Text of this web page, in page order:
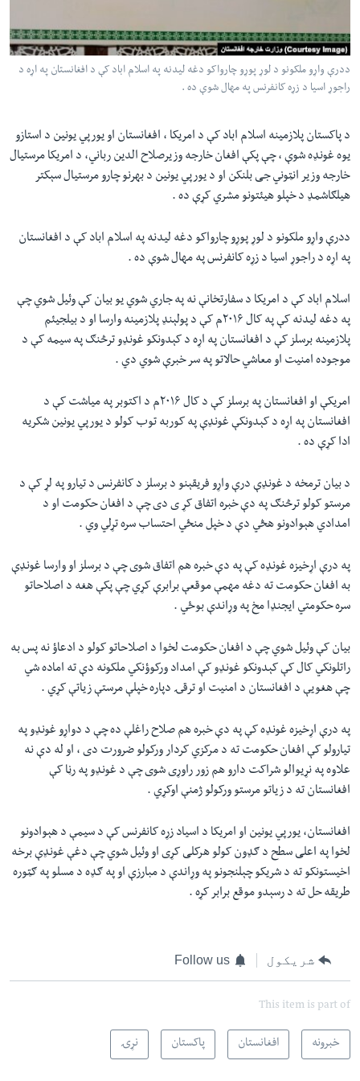
مخکې
مرکزي
لټون
واوړئ
Learning English
ژبې
ددرې واړو ملکونو د لوړ پوړو چارواکو دغه ليدنه په اسلام اباد کې د افغانستان په اړه د
راجوړ اسيا د زړه کانفرنس په مهال شوې ده .
د پاکستان پلازمينه اسلام اباد کې د امريکا ، افغانستان او يورپي يونين د استازو
يوه غونډه شوې ، چې پکې افغان خارجه وزيرصلاح الدين رباني، د امريکا مرستيال
خارجه وزير انټوني جی بلنکن او د يورپي يونين د بهرنو چارو مرستيال سېکتر
هيلګاشمډ د خپلو هيئتونو مشري کړې ده .
ددرې واړو ملکونو د لوړ پوړو چارواکو دغه ليدنه په اسلام اباد کې د افغانستان
په اړه د راجوړ اسيا د زړه کانفرنس په مهال شوې ده .
اسلام اباد کې د امريکا د سفارتخانې نه په جاري شوي يو بيان کې وئيل شوي چې
په دغه ليدنه کې په کال ۲۰۱۶م کې د پولېنډ پلازمينه وارسا او د بيلجيئم
پلازمينه برسلز کې د افغانستان په اړه د کېدونکو غونډو ترڅنګ په سيمه کې د
موجوده امنيت او معاشي حالاتو په سر خبرې شوي دي .
امريکې او افغانستان په برسلز کې د کال ۲۰۱۶م د اکتوبر په مياشت کې د
افغانستان په اړه د کېدونکې غونډې په کوربه توب کولو د يورپي يونين شکريه
ادا کړې ده .
د بيان ترمخه د غونډې درې واړو فريقېنو د برسلز د کانفرنس د تيارو په لړ کې د
مرستو کولو ترڅنګ په دې خبره اتفاق کړ ی دی چې د افغان حکومت او د
امدادي هېوادونو هڅي دې د خپل منځي احتساب سره تړلي وي .
په درې اړخيزه غونډه کې په دې خبره هم اتفاق شوی چې د برسلز او وارسا غونډې
به افغان حکومت ته دغه مهمې موقعې برابرې کړي چې پکې هغه د اصلاحاتو
سره حکومتي ايجنډا مخ په وړاندې بوځي .
بيان کې وئيل شوي چې د افغان حکومت لخوا د اصلاحاتو کولو د ادعاؤ نه پس به
راتلونکي کال کې کېدونکو غونډو کې امداد ورکوؤنکي ملکونه دې ته اماده شي
چې هغويې د افغانستان د امنيت او ترقۍ دپاره خپلې مرستې زياتې کړي .
په درې اړخيزه غونډه کې په دې خبره هم صلاح راغلې ده چې د دواړو غونډو په
تيارولو کې افغان حکومت ته د مرکزي کردار ورکولو ضرورت دی ، او له دې نه
علاوه په نړيوالو شراکت دارو هم زور راوړی شوی چې د غونډو په رڼا کې
افغانستان ته د زياتو مرستو ورکولو ژمنې اوکړي .
افغانستان، يورپي يونين او امريکا د اسياد زړه کانفرنس کې د سيمې د هېوادونو
لخوا په اعلی سطح د ګډون کولو هرکلی کړی او وئيل شوي چې دغې غونډې برخه
اخيستونکو ته د شريکو چېلنجونو په وړاندې د مبارزې او په ګډه د مسلو په ګټوره
طريقه حل ته د رسېدو موقع برابر کړه .
شریکول Follow us
This item is part of
خبرونه افغانستان پاکستان نړۍ